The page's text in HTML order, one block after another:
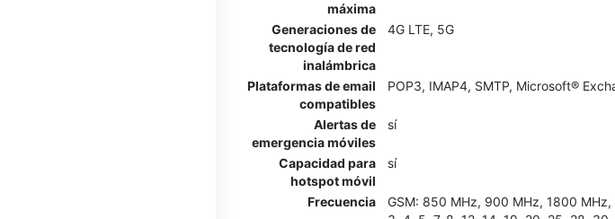
máxima
Generaciones de
tecnología de red
inalámbrica
4G LTE, 5G
Plataformas de email
compatibles
POP3, IMAP4, SMTP, Microsoft®
Alertas de
emergencia móviles
sí
Capacidad para
hotspot móvil
sí
Frecuencia
GSM: 850 MHz, 900 MHz, 1800 MHz,